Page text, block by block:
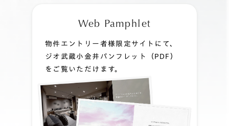
Web Pamphlet
物件エントリー者様限定サイトにて、
ジオ武蔵小金井パンフレット（PDF）
をご覧いただけます。